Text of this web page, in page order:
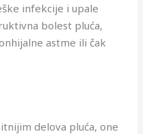
infekcije i upale
bolest pluća,
astme ili čak
delova pluća, one